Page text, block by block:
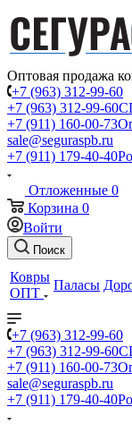
Оптовая продажа
+7 (963) 312-99-60
+7 (963) 312-99-60
+7 (911) 160-00-73
sale@seguraspb.ru
+7 (911) 179-40-40
Отложенные 0
Корзина 0
Войти
Поиск
Ковры
ОПТ
Паласы
+7 (963) 312-99-60
+7 (963) 312-99-60
+7 (911) 160-00-73
sale@seguraspb.ru
+7 (911) 179-40-40